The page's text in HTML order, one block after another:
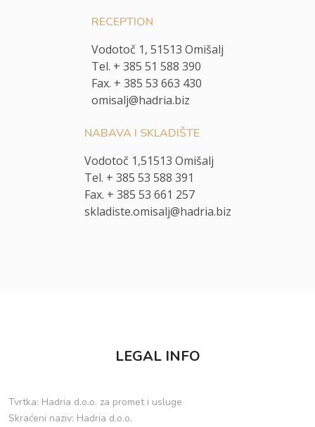
RECEPTION
Vodotoč 1, 51513 Omišalj
Tel. + 385 51 588 390
Fax. + 385 53 663 430
omisalj@hadria.biz
NABAVA I SKLADIŠTE
Vodotoč 1,51513 Omišalj
Tel. + 385 53 588 391
Fax. + 385 53 661 257
skladiste.omisalj@hadria.biz
LEGAL INFO
Tvrtka: Hadria d.o.o. za promet i usluge
Skraćeni naziv: Hadria d.o.o.